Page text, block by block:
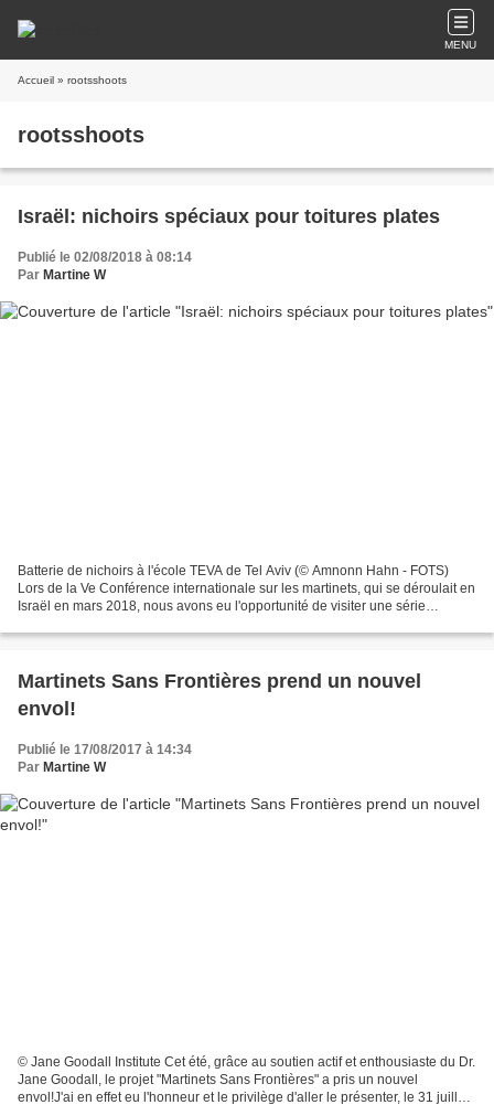
MENU
Accueil » rootsshoots
rootsshoots
Israël: nichoirs spéciaux pour toitures plates
Publié le 02/08/2018 à 08:14
Par Martine W
Batterie de nichoirs à l'école TEVA de Tel Aviv (© Amnonn Hahn - FOTS)
Lors de la Ve Conférence internationale sur les martinets, qui se déroulait en
Israël en mars 2018, nous avons eu l'opportunité de visiter une série
Martinets Sans Frontières prend un nouvel
envol!
Publié le 17/08/2017 à 14:34
Par Martine W
© Jane Goodall Institute Cet été, grâce au soutien actif et enthousiaste du Dr.
Jane Goodall, le projet "Martinets Sans Frontières" a pris un nouvel
envol!J'ai en effet eu l'honneur et le privilège d'aller le présenter, le 31 juillet,